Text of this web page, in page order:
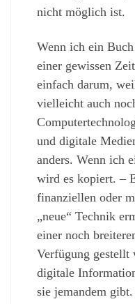
nicht möglich ist.
Wenn ich ein
einer gewissen
einfach darum,
vielleicht auch
und digitale
anders. Wenn ich
wird es kopiert. –
finanziellen oder
„neue“ Technik
einer noch
Verfügung gestellt
digitale
sie jemandem